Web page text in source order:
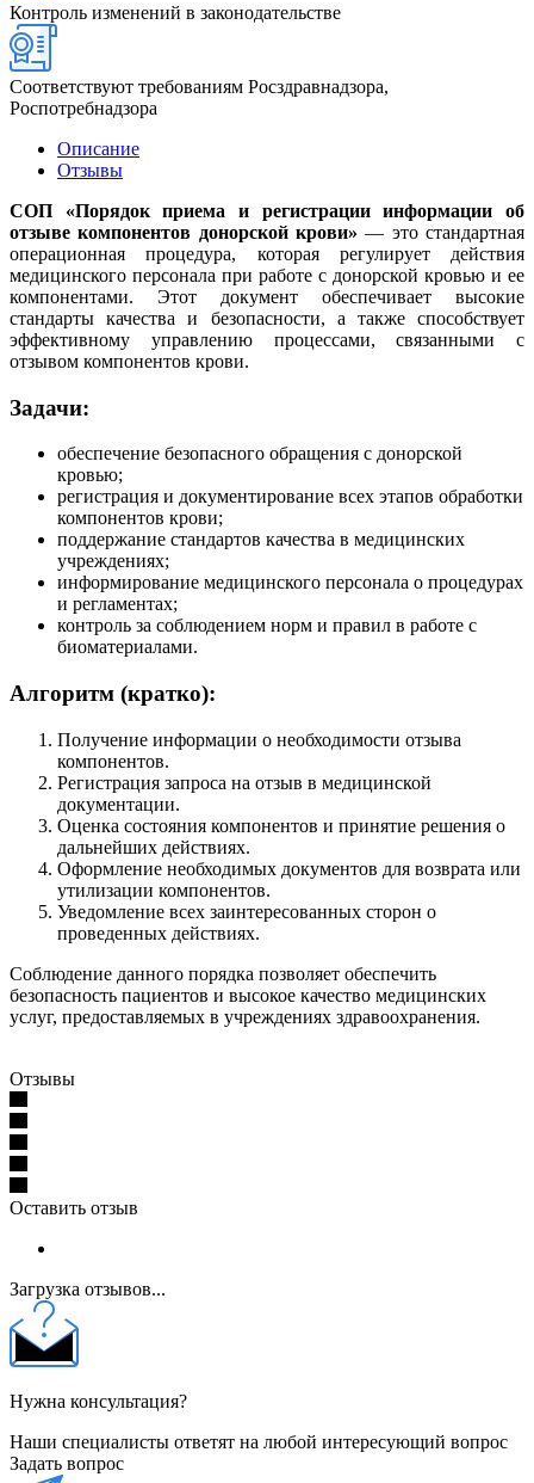
Контроль изменений в законодательстве
Соответствуют требованиям Росздравнадзора,
Роспотребнадзора
Описание
Отзывы
СОП «Порядок приема и регистрации информации об
отзыве компонентов донорской крови» — это стандартная
операционная процедура, которая регулирует действия
медицинского персонала при работе с донорской кровью и ее
компонентами. Этот документ обеспечивает высокие
стандарты качества и безопасности, а также способствует
эффективному управлению процессами, связанными с
отзывом компонентов крови.
Задачи:
обеспечение безопасного обращения с донорской
кровью;
регистрация и документирование всех этапов обработки
компонентов крови;
поддержание стандартов качества в медицинских
учреждениях;
информирование медицинского персонала о процедурах
и регламентах;
контроль за соблюдением норм и правил в работе с
биоматериалами.
Алгоритм (кратко):
Получение информации о необходимости отзыва
компонентов.
Регистрация запроса на отзыв в медицинской
документации.
Оценка состояния компонентов и принятие решения о
дальнейших действиях.
Оформление необходимых документов для возврата или
утилизации компонентов.
Уведомление всех заинтересованных сторон о
проведенных действиях.
Соблюдение данного порядка позволяет обеспечить
безопасность пациентов и высокое качество медицинских
услуг, предоставляемых в учреждениях здравоохранения.
Отзывы
Оставить отзыв
Загрузка отзывов...
Нужна консультация?
Наши специалисты ответят на любой интересующий вопрос
Задать вопрос